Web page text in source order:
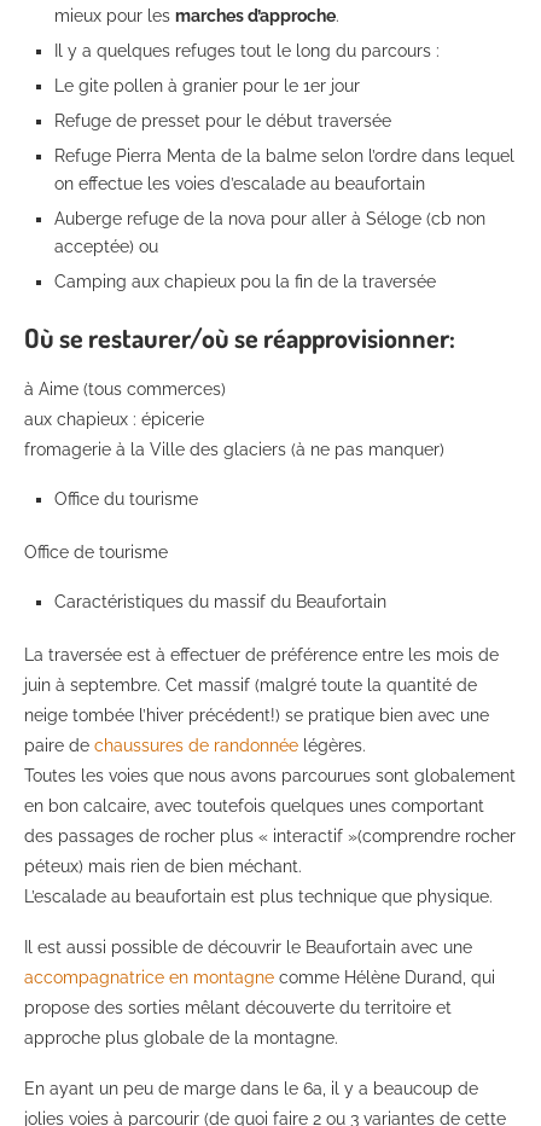
mieux pour les marches d’approche.
Il y a quelques refuges tout le long du parcours :
Le gite pollen à granier pour le 1er jour
Refuge de presset pour le début traversée
Refuge Pierra Menta de la balme selon l’ordre dans lequel
on effectue les voies d’escalade au beaufortain
Auberge refuge de la nova pour aller à Séloge (cb non
acceptée) ou
Camping aux chapieux pou la fin de la traversée
Où se restaurer/où se réapprovisionner:
à Aime (tous commerces)
aux chapieux : épicerie
fromagerie à la Ville des glaciers (à ne pas manquer)
Office du tourisme
Office de tourisme
Caractéristiques du massif du Beaufortain
La traversée est à effectuer de préférence entre les mois de
juin à septembre. Cet massif (malgré toute la quantité de
neige tombée l’hiver précédent!) se pratique bien avec une
paire de chaussures de randonnée légères.
Toutes les voies que nous avons parcourues sont globalement
en bon calcaire, avec toutefois quelques unes comportant
des passages de rocher plus « interactif »(comprendre rocher
péteux) mais rien de bien méchant.
L’escalade au beaufortain est plus technique que physique.
Il est aussi possible de découvrir le Beaufortain avec une
accompagnatrice en montagne comme Hélène Durand, qui
propose des sorties mêlant découverte du territoire et
approche plus globale de la montagne.
En ayant un peu de marge dans le 6a, il y a beaucoup de
jolies voies à parcourir (de quoi faire 2 ou 3 variantes de cette